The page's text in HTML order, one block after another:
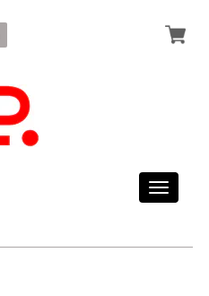
Toggle